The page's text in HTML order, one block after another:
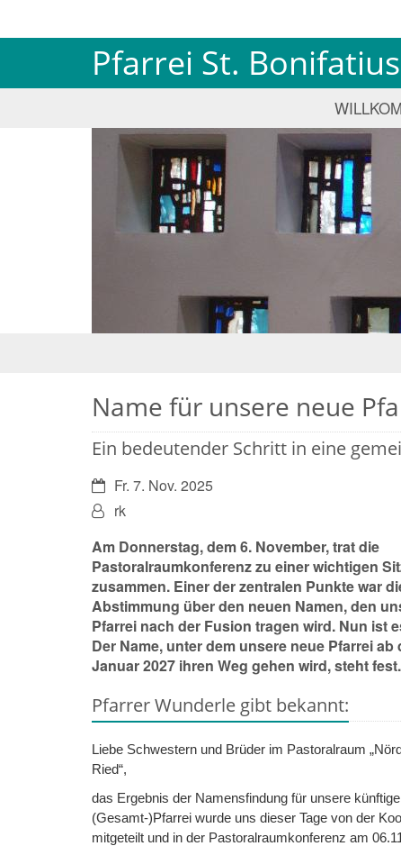
Pfarrei St.
Name für unsere neue
Ein bedeutender Schritt in eine
Datum:Fr. 7. Nov. 2025
Von:rk
Am Donnerstag, dem 6. November, trat die
Pastoralraumkonferenz zu einer wichtigen
zusammen. Einer der zentralen Punkte war
Abstimmung über den neuen Namen, den
Pfarrei nach der Fusion tragen wird. Nun ist
Der Name, unter dem unsere neue Pfarrei ab
Januar 2027 ihren Weg gehen wird, steht fest.
Pfarrer Wunderle gibt bekannt:
Liebe Schwestern und Brüder im Pastoralraum
Ried“,
das Ergebnis der Namensfindung für unsere
(Gesamt-)Pfarrei wurde uns dieser Tage von der
mitgeteilt und in der Pastoralraumkonferenz am